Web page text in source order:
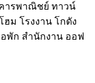
ารพาณิชย์ ทาวน์
ฮม โรงงาน โกดัง
พัก สำนักงาน ออฟ